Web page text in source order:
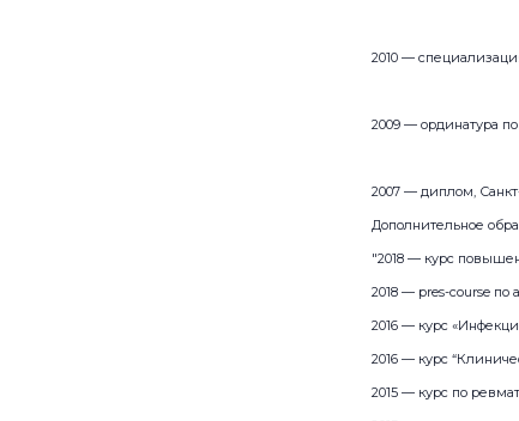
2010 —
2009 — ординатура
2007 — диплом,
Дополнительное
"2018 — курс
2018 — pres-course
2016 — курс
2016 — курс
2015 — курс по